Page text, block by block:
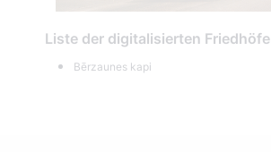
Liste der digitalisierten Friedhöfe
Bērzaunes kapi